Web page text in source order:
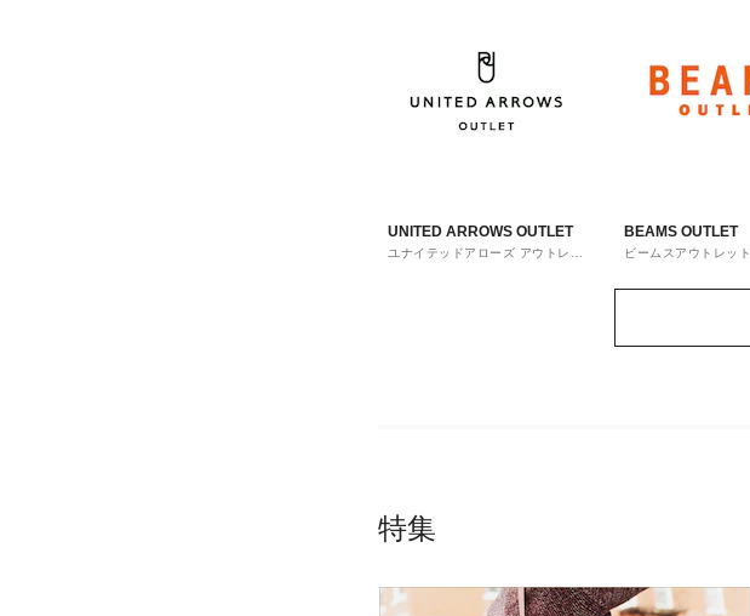
UNITED ARROWS OUTLET
ユナイテッドアローズ アウトレッ
BEAMS OUTLET
ビームスアウトレット
特集